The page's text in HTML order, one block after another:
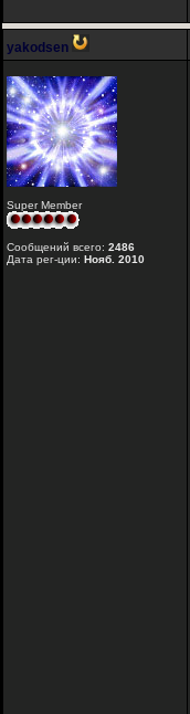
yakodsen
Super Member
Сообщений всего: 2486
Дата рег-ции: Нояб. 2010